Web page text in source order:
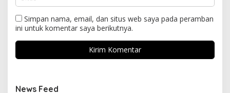
Simpan nama, email, dan situs web saya pada peramban
ini untuk komentar saya berikutnya.
News Feed